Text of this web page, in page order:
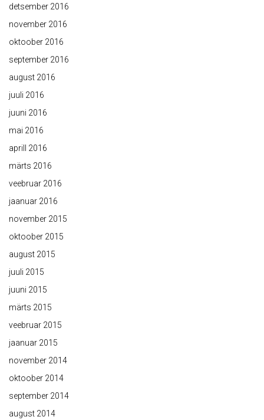
detsember 2016
november 2016
oktoober 2016
september 2016
august 2016
juuli 2016
juuni 2016
mai 2016
aprill 2016
märts 2016
veebruar 2016
jaanuar 2016
november 2015
oktoober 2015
august 2015
juuli 2015
juuni 2015
märts 2015
veebruar 2015
jaanuar 2015
november 2014
oktoober 2014
september 2014
august 2014